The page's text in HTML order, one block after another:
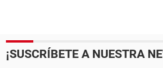
¡SUSCRÍBETE A NUESTRA